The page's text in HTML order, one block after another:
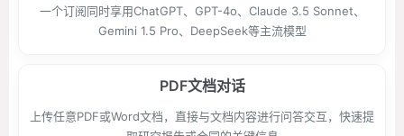
一个订阅同时享用ChatGPT、GPT-4o、Claude 3.5 Sonnet、
Gemini 1.5 Pro、DeepSeek等主流模型
PDF文档对话
上传任意PDF或Word文档，直接与文档内容进行问答交互，快速提